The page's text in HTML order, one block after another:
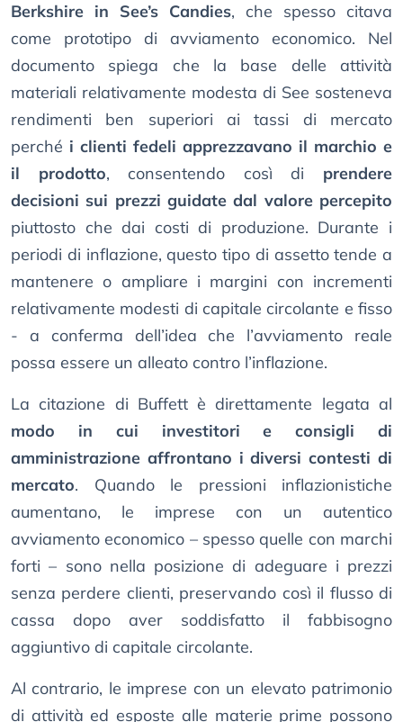
Berkshire in See’s Candies, che spesso citava
come prototipo di avviamento economico. Nel
documento spiega che la base delle attività
materiali relativamente modesta di See sosteneva
rendimenti ben superiori ai tassi di mercato
perché i clienti fedeli apprezzavano il marchio e
il prodotto, consentendo così di prendere
decisioni sui prezzi guidate dal valore percepito
piuttosto che dai costi di produzione. Durante i
periodi di inflazione, questo tipo di assetto tende a
mantenere o ampliare i margini con incrementi
relativamente modesti di capitale circolante e fisso
- a conferma dell’idea che l’avviamento reale
possa essere un alleato contro l’inflazione.
La citazione di Buffett è direttamente legata al
modo in cui investitori e consigli di
amministrazione affrontano i diversi contesti di
mercato. Quando le pressioni inflazionistiche
aumentano, le imprese con un autentico
avviamento economico – spesso quelle con marchi
forti – sono nella posizione di adeguare i prezzi
senza perdere clienti, preservando così il flusso di
cassa dopo aver soddisfatto il fabbisogno
aggiuntivo di capitale circolante.
Al contrario, le imprese con un elevato patrimonio
di attività ed esposte alle materie prime possono